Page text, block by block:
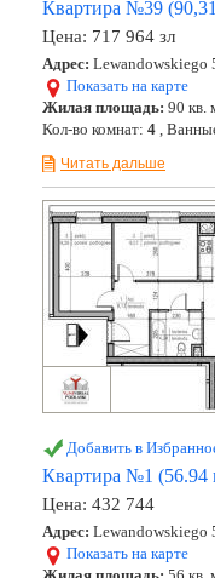
Квартира №39
Цена: 717 964 зл
Адрес: Lewandowskiego
Показать на карте
Жилая площадь: 90 кв.
Кол-во комнат: 4 ,
Читать дальше
Добавить в
Квартира №1 (56.94
Цена: 432 744
Адрес: Lewandowskiego
Показать на карте